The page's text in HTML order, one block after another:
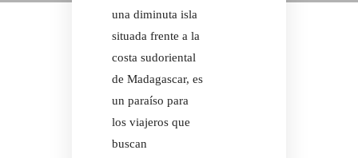
una diminuta isla
situada frente a la
costa sudoriental
de Madagascar, es
un paraíso para
los viajeros que
buscan